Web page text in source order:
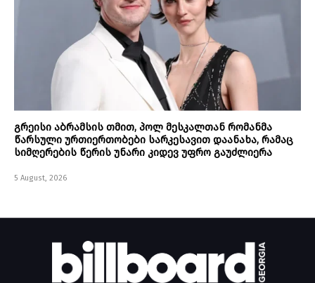
გრეისი აბრამსის თმით, პოლ მესკალთან რომანმა
წარსული ურთიერთობები სარკესავით დაანახა, რამაც
სიმღერების წერის უნარი კიდევ უფრო გაუძლიერა
5 August, 2026